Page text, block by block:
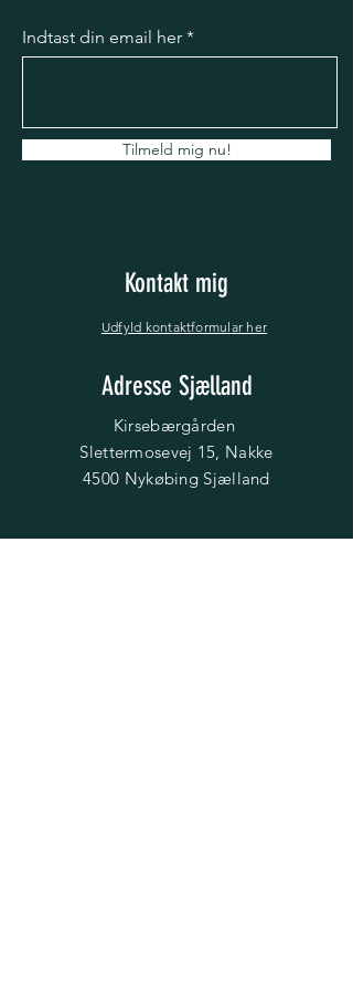
Kontakt mig
Indtast din email her
Tilmeld mig nu!
Udfyld kontaktformular her
Adresse Sjælland
Kirsebærgården
Slettermosevej 15, Nakke
4500 Nykøbing Sjælland